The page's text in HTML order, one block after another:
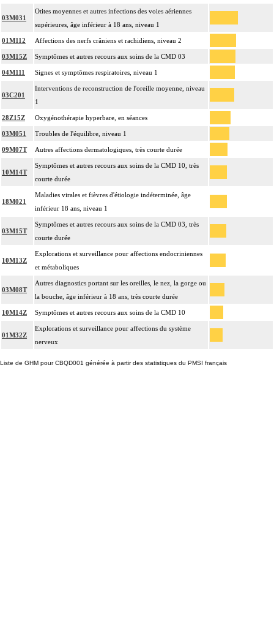
03M031
Otites moyennes et autres infections des voies aériennes
supérieures, âge inférieur à 18 ans, niveau 1
01M112 Affections des nerfs crâniens et rachidiens, niveau 2
03M15Z Symptômes et autres recours aux soins de la CMD 03
04M111 Signes et symptômes respiratoires, niveau 1
03C201
Interventions de reconstruction de l'oreille moyenne, niveau
1
28Z15Z Oxygénothérapie hyperbare, en séances
03M051 Troubles de l'équilibre, niveau 1
09M07T Autres affections dermatologiques, très courte durée
10M14T
Symptômes et autres recours aux soins de la CMD 10, très
courte durée
18M021
Maladies virales et fièvres d'étiologie indéterminée, âge
inférieur 18 ans, niveau 1
03M15T
Symptômes et autres recours aux soins de la CMD 03, très
courte durée
10M13Z
Explorations et surveillance pour affections endocriniennes
et métaboliques
03M08T
Autres diagnostics portant sur les oreilles, le nez, la gorge ou
la bouche, âge inférieur à 18 ans, très courte durée
10M14Z Symptômes et autres recours aux soins de la CMD 10
01M32Z
Explorations et surveillance pour affections du système
nerveux
Liste de GHM pour CBQD001 générée à partir des statistiques du PMSI français